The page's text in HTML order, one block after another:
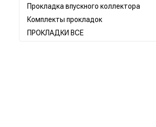
Прокладка впускного коллектора
Комплекты прокладок
ПРОКЛАДКИ ВСЕ